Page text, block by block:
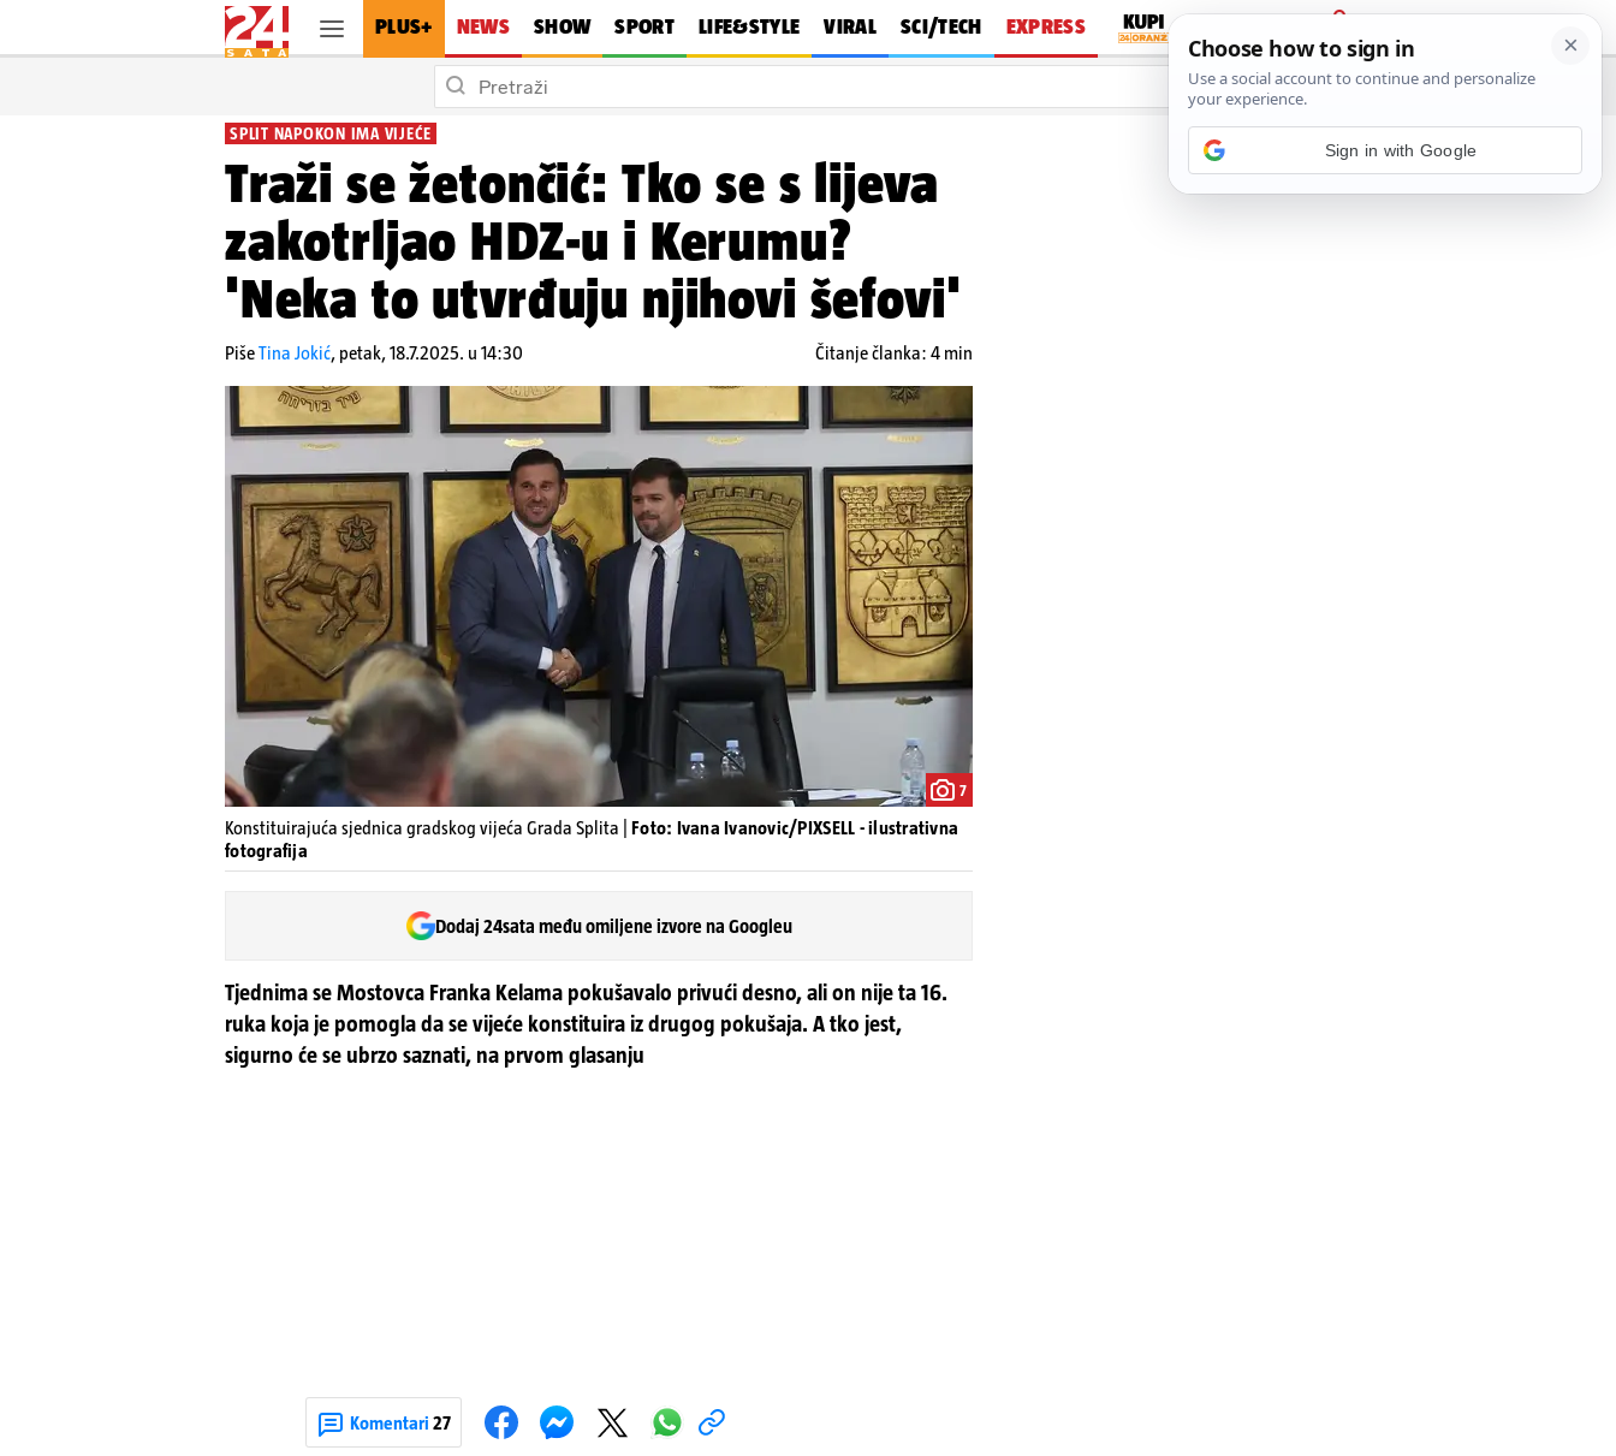
PLUS+ NEWS SHOW SPORT LIFE&STYLE VIRAL SCI/TECH EXPRESS
PRIJAVA
Dan pobjede
SPLIT NAPOKON IMA VIJEĆE
Traži se žetončić: Tko se s lijeva
zakotrljao HDZ-u i Kerumu?
'Neka to utvrđuju njihovi šefovi'
PišeTina Jokić, petak, 18.7.2025. u 14:30 Čitanje članka: 4 min
7
Konstituirajuća sjednica gradskog vijeća Grada Splita | Foto: Ivana Ivanovic/PIXSELL - ilustrativna
fotografija
Dodaj 24sata među omiljene izvore na Googleu
Tjednima se Mostovca Franka Kelama pokušavalo privući desno, ali on nije ta 16.
ruka koja je pomogla da se vijeće konstituira iz drugog pokušaja. A tko jest,
sigurno će se ubrzo saznati, na prvom glasanju
Komentari 27
Sign in with Google